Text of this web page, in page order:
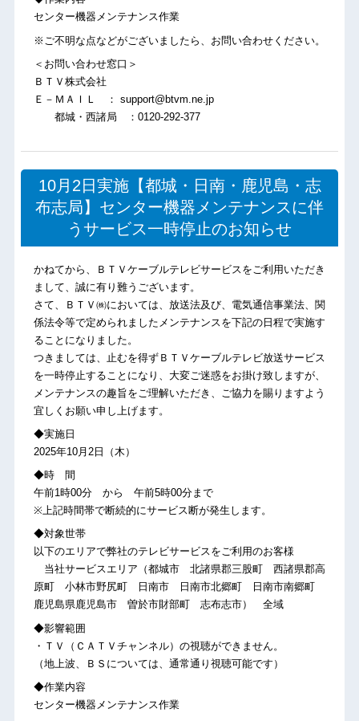
センター機器メンテナンス作業
※ご不明な点などがございましたら、お問い合わせください。
＜お問い合わせ窓口＞
ＢＴＶ株式会社
Ｅ－ＭＡＩＬ ： support@btvm.ne.jp
都城・西諸局 ：0120-292-377
10月2日実施【都城・日南・鹿児島・志
布志局】センター機器メンテナンスに伴
うサービス一時停止のお知らせ
かねてから、ＢＴＶケーブルテレビサービスをご利用いただき
まして、誠に有り難うございます。
さて、ＢＴＶ㈱においては、放送法及び、電気通信事業法、関
係法令等で定められましたメンテナンスを下記の日程で実施す
ることになりました。
つきましては、止むを得ずＢＴＶケーブルテレビ放送サービス
を一時停止することになり、大変ご迷惑をお掛け致しますが、
メンテナンスの趣旨をご理解いただき、ご協力を賜りますよう
宜しくお願い申し上げます。
◆実施日
2025年10月2日（木）
◆時 間
午前1時00分 から 午前5時00分まで
※上記時間帯で断続的にサービス断が発生します。
◆対象世帯
以下のエリアで弊社のテレビサービスをご利用のお客様
当社サービスエリア（都城市 北諸県郡三股町 西諸県郡高
原町 小林市野尻町 日南市 日南市北郷町 日南市南郷町
鹿児島県鹿児島市 曽於市財部町 志布志市） 全域
◆影響範囲
・ＴＶ（ＣＡＴＶチャンネル）の視聴ができません。
（地上波、ＢＳについては、通常通り視聴可能です）
◆作業内容
センター機器メンテナンス作業